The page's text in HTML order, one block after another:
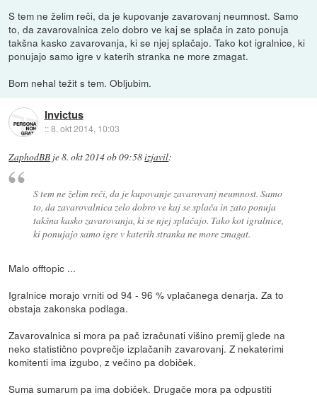
S tem ne želim reči, da je kupovanje zavarovanj neumnost. Samo
to, da zavarovalnica zelo dobro ve kaj se splača in zato ponuja
takšna kasko zavarovanja, ki se njej splačajo. Tako kot igralnice, ki
ponujajo samo igre v katerih stranka ne more zmagat.
Bom nehal težit s tem. Obljubim.
Invictus
::8. okt 2014, 10:03
ZaphodBB je8. okt 2014 ob 09:58izjavil:
S tem ne želim reči, da je kupovanje zavarovanj neumnost. Samo
to, da zavarovalnica zelo dobro ve kaj se splača in zato ponuja
takšna kasko zavarovanja, ki se njej splačajo. Tako kot igralnice,
ki ponujajo samo igre v katerih stranka ne more zmagat.
Malo offtopic ...
Igralnice morajo vrniti od 94 - 96 % vplačanega denarja. Za to
obstaja zakonska podlaga.
Zavarovalnica si mora pa pač izračunati višino premij glede na
neko statistično povprečje izplačanih zavarovanj. Z nekaterimi
komitenti ima izgubo, z večino pa dobiček.
Suma sumarum pa ima dobiček. Drugače mora pa odpustiti